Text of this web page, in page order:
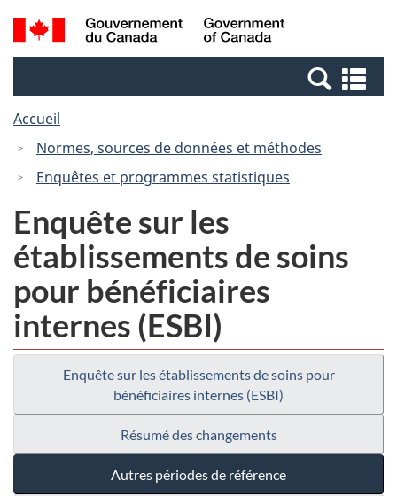
Passer
au
Passer
à
Canada
Recherche
et
et
Accueil
Normes, sources de données et méthodes
Enquêtes et programmes statistiques
Enquête sur les
établissements de soins
pour bénéficiaires
internes (ESBI)
Enquête sur les établissements de soins pour
bénéficiaires internes (ESBI)
Résumé des changements
Autres périodes de référence